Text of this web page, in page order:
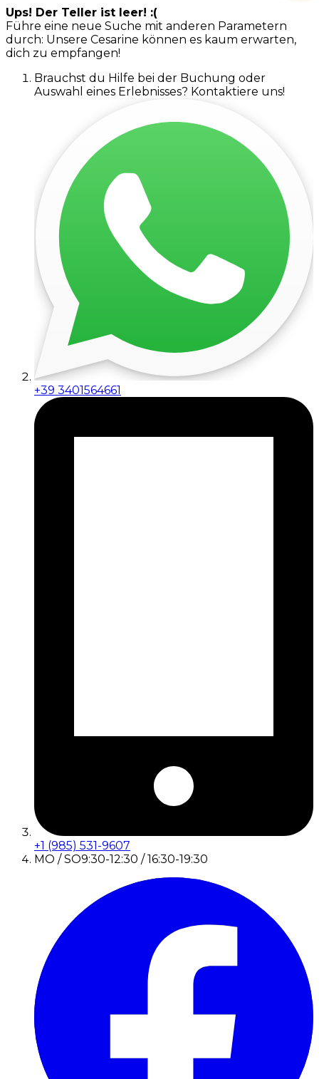
Ups! Der Teller ist leer! :(
Führe eine neue Suche mit anderen Parametern
durch: Unsere Cesarine können es kaum erwarten,
dich zu empfangen!
Brauchst du Hilfe bei der Buchung oder
Auswahl eines Erlebnisses? Kontaktiere uns!
+39 3401564661
+1 (985) 531-9607
MO / SO9:30-12:30 / 16:30-19:30